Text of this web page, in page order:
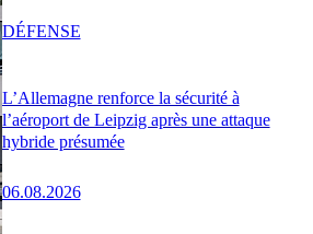
L’Allemagne renforce la sécurité à
l’aéroport de Leipzig après une attaque
hybride présumée
06.08.2026
DÉFENSE